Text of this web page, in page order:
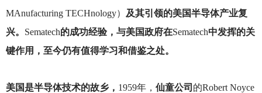
MAnufacturing TECHnology） 及其引领的美国半导体产业复
兴。 Sematech的成功经验，与美国政府在Sematech中发挥的关
键作用，至今仍有值得学习和借鉴之处。
美国是半导体技术的故乡， 1959年， 仙童公司 的Robert Noyce